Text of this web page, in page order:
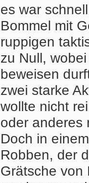
es war
Bommel mit
ruppigen
zu Null,
beweisen
zwei starke
wollte nicht
oder anderes
Doch in
Robben, der
Grätsche von